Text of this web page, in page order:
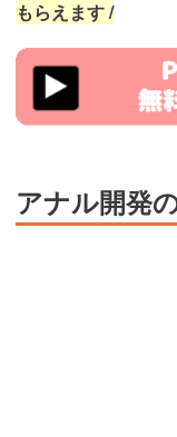
もらえます /
https://pcmax.jp/lp/?
ad_id=rm327007
アナル開発